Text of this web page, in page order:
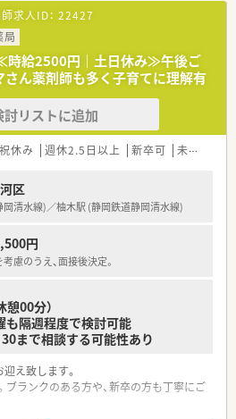
求人ID： 22427
局
≪時給2500円｜土日休み≫午後ご
ん薬剤師も多く子育てに理解有
討リストに追加
休み 週休2.5日以上 新卒可 未経験可
区
清水線)／柚木駅 (静岡鉄道静岡清水線)
円
慮のうえ、面接後決定。
憩00分）
隔週程度で検討可能
まで相談する可能性あり
え致します。
ランクのある方や、新卒の方も丁寧にご